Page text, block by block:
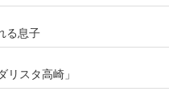
る息子
リスタ高崎」